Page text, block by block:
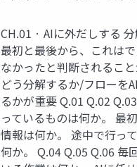
CH.01 · AIに外だしする
最初と最後から、これは
なかったと判断されること
どう分解するか/フローを
るかが重要 Q.01 Q.02
っているものは何か。 最
情報は何か。 途中で行っ
何か。 Q.04 Q.05 Q.06 毎